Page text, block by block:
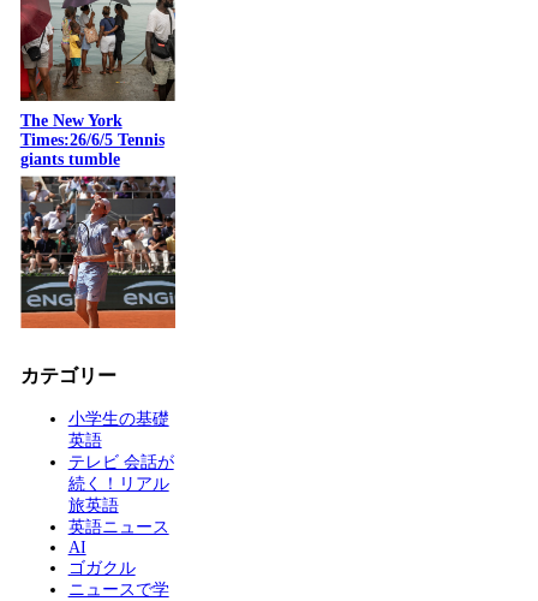
The New York
Times:26/6/5 Tennis
giants tumble
カテゴリー
小学生の基礎
英語
テレビ 会話が
続く！リアル
旅英語
英語ニュース
AI
ゴガクル
ニュースで学